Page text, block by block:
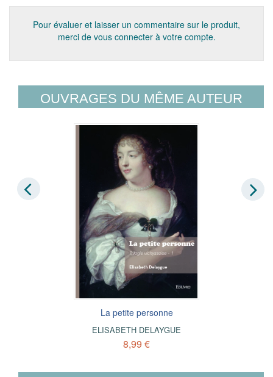
Pour évaluer et laisser un commentaire sur le produit,
merci de vous connecter à votre compte.
OUVRAGES DU MÊME AUTEUR
La petite personne
ELISABETH DELAYGUE
8,99 €